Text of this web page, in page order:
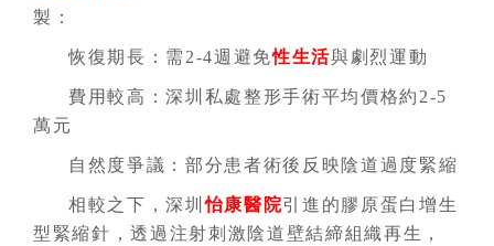
製：
恢復期長：需2-4週避免性生活與劇烈運動
費用較高：深圳私處整形手術平均價格約2-5
萬元
自然度爭議：部分患者術後反映陰道過度緊縮
相較之下，深圳怡康醫院引進的膠原蛋白增生
型緊縮針，透過注射刺激陰道壁結締組織再生，